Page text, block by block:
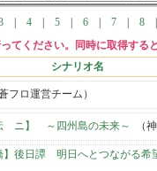
| 4| 5| 6| 7| 8
てください。同時に取得する
シナリオ名
フロ運営チーム）
ニ】 ～四州島の未来～ （
】後日譚 明日へとつながる希